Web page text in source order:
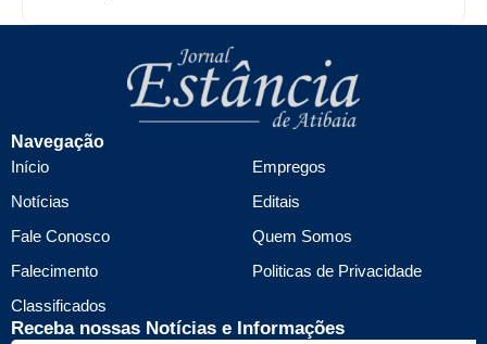
Navegação
Início
Notícias
Fale Conosco
Falecimento
Classificados
Empregos
Editais
Quem Somos
Politicas de Privacidade
Receba nossas Notícias e Informações